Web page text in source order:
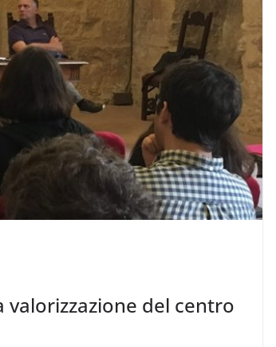
valorizzazione del centro